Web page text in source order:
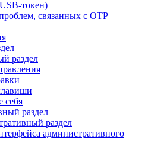
токен)
связанных с OTP
раздел
себя
раздел
раздел
административного